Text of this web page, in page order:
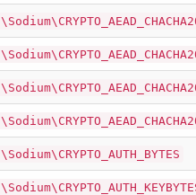
\Sodium\CRYPTO_AUTH_BYTES